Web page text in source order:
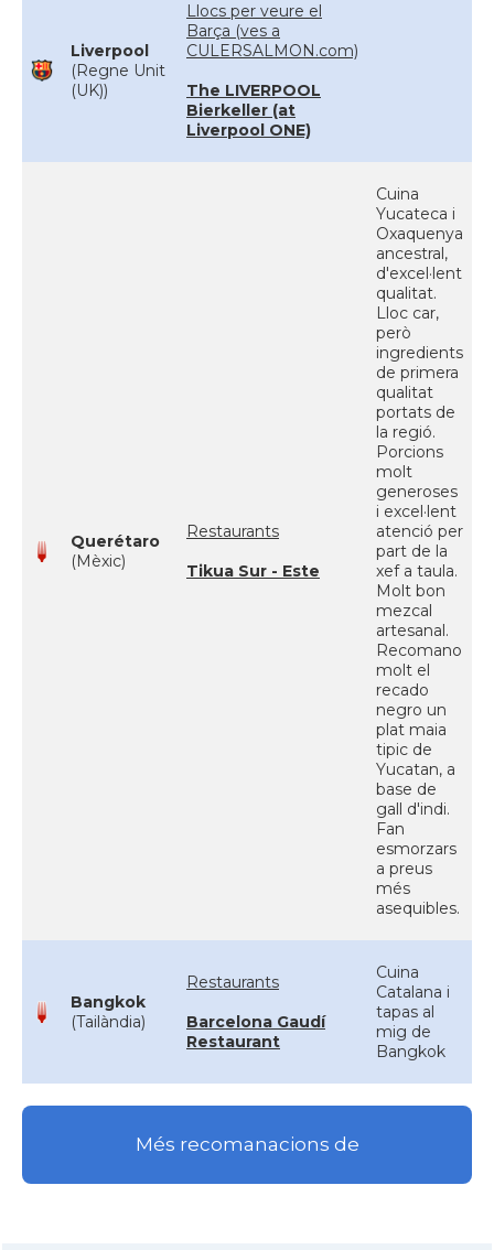
Liverpool
(Regne Unit
(UK))
Llocs per veure el
Barça (ves a
CULERSALMON.com)
The LIVERPOOL
Bierkeller (at
Liverpool ONE)
Querétaro
(Mèxic)
Restaurants
Tikua Sur - Este
Cuina
Yucateca i
Oxaquenya
ancestral,
d'excel·lent
qualitat.
Lloc car,
però
ingredients
de primera
qualitat
portats de
la regió.
Porcions
molt
generoses
i excel·lent
atenció per
part de la
xef a taula.
Molt bon
mezcal
artesanal.
Recomano
molt el
recado
negro un
plat maia
tipic de
Yucatan, a
base de
gall d'indi.
Fan
esmorzars
a preus
més
asequibles.
Bangkok
(Tailàndia)
Restaurants
Barcelona Gaudí
Restaurant
Cuina
Catalana i
tapas al
mig de
Bangkok
Més recomanacions de